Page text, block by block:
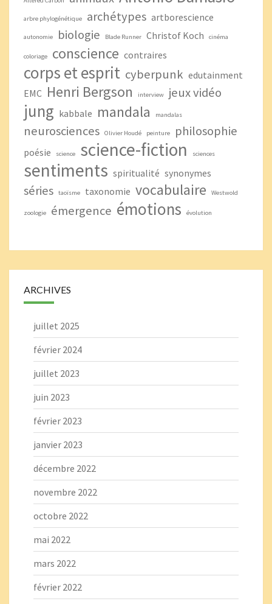
arbre phylogénétique archétypes artborescience
autonomie biologie Blade Runner Christof Koch cinéma
coloriage conscience contraires
corps et esprit cyberpunk edutainment
EMC Henri Bergson interview jeux vidéo
jung kabbale mandala mandalas
neurosciences Olivier Houdé peinture philosophie
poésie science science-fiction sciences
sentiments spiritualité synonymes
séries taoïsme taxonomie vocabulaire Westwold
zoologie émergence émotions évolution
ARCHIVES
juillet 2025
février 2024
juillet 2023
juin 2023
février 2023
janvier 2023
décembre 2022
novembre 2022
octobre 2022
mai 2022
mars 2022
février 2022